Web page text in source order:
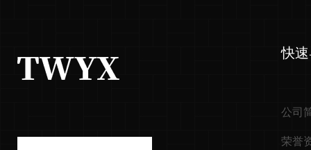
快
公司
荣誉